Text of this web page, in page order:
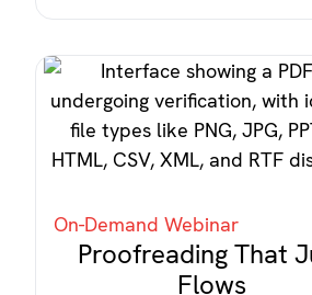
On-Demand Webinar
Proofreading That
Flows